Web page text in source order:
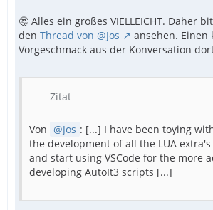
🤔 Alles ein großes VIELLEICHT. Daher
den Thread von @Jos
ansehen. Einen
Vorgeschmack aus der Konversation
Zitat
Von Jos : [...] I have been toying
the development of all the LUA extra's
and start using VSCode for the more
developing AutoIt3 scripts [...]